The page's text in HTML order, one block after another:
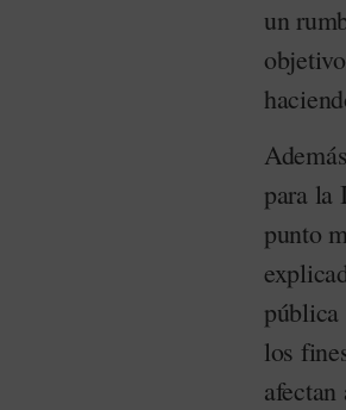
un
para la
punto
pública
los